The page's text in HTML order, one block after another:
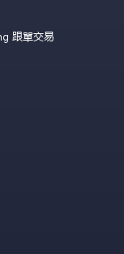
跟單交易